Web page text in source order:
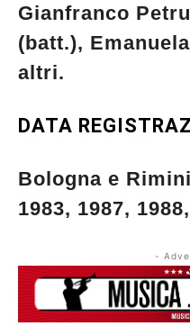
Gianfranco
(batt.),
altri.
DATA
Bologna e
1983, 1987,
-